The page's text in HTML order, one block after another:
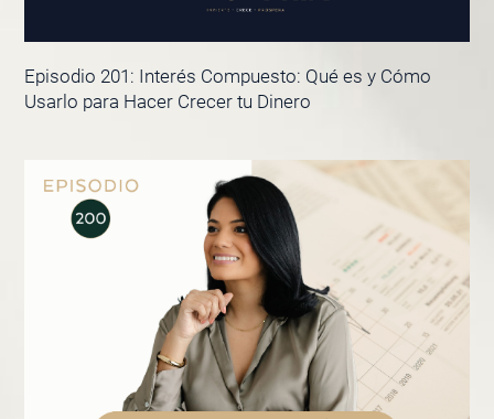
Episodio 201: Interés Compuesto: Qué es y Cómo
Usarlo para Hacer Crecer tu Dinero